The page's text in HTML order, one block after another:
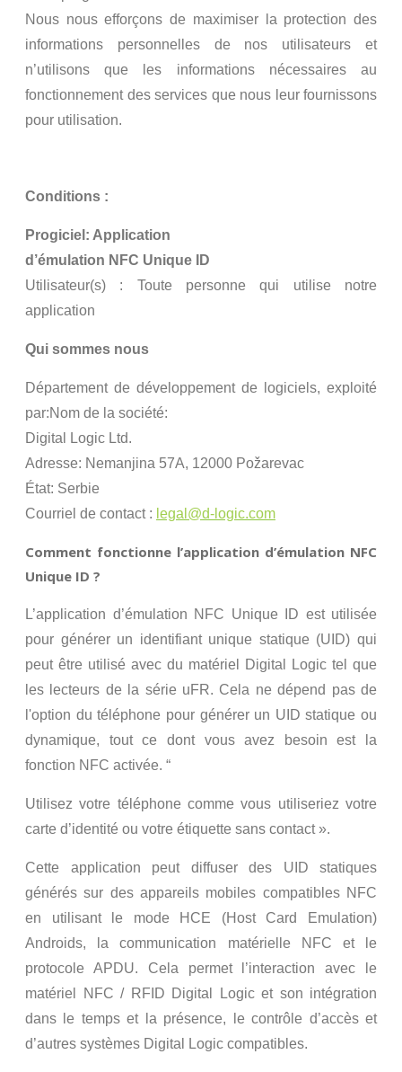
Nous nous efforçons de maximiser la protection des
informations personnelles de nos utilisateurs et
n’utilisons que les informations nécessaires au
fonctionnement des services que nous leur fournissons
pour utilisation.
Conditions :
Progiciel: Application
d’émulation NFC Unique ID
Utilisateur(s) : Toute personne qui utilise notre
application
Qui sommes nous
Département de développement de logiciels, exploité
par:Nom de la société:
Digital Logic Ltd.
Adresse: Nemanjina 57A, 12000 Požarevac
État: Serbie
Courriel de contact : legal@d-logic.com
Comment fonctionne l’application d’émulation NFC
Unique ID ?
L’application d’émulation NFC Unique ID est utilisée
pour générer un identifiant unique statique (UID) qui
peut être utilisé avec du matériel Digital Logic tel que
les lecteurs de la série uFR. Cela ne dépend pas de
l'option du téléphone pour générer un UID statique ou
dynamique, tout ce dont vous avez besoin est la
fonction NFC activée. “
Utilisez votre téléphone comme vous utiliseriez votre
carte d’identité ou votre étiquette sans contact ».
Cette application peut diffuser des UID statiques
générés sur des appareils mobiles compatibles NFC
en utilisant le mode HCE (Host Card Emulation)
Androids, la communication matérielle NFC et le
protocole APDU. Cela permet l’interaction avec le
matériel NFC / RFID Digital Logic et son intégration
dans le temps et la présence, le contrôle d’accès et
d’autres systèmes Digital Logic compatibles.